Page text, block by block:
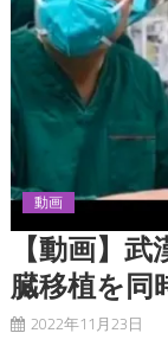
動画
【動画】
臓移植を同
2022年11月23日